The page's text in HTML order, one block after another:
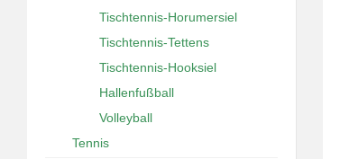
Tischtennis-Horumersiel
Tischtennis-Tettens
Tischtennis-Hooksiel
Hallenfußball
Volleyball
Tennis